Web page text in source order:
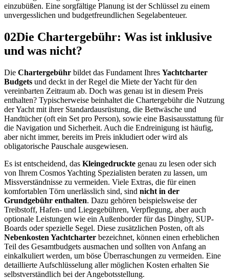
einzubüßen. Eine sorgfältige Planung ist der Schlüssel zu einem
unvergesslichen und budgetfreundlichen Segelabenteuer.
02Die Chartergebühr: Was ist inklusive
und was nicht?
Die Chartergebühr bildet das Fundament Ihres Yachtcharter
Budgets und deckt in der Regel die Miete der Yacht für den
vereinbarten Zeitraum ab. Doch was genau ist in diesem Preis
enthalten? Typischerweise beinhaltet die Chartergebühr die Nutzung
der Yacht mit ihrer Standardausrüstung, die Bettwäsche und
Handtücher (oft ein Set pro Person), sowie eine Basisausstattung für
die Navigation und Sicherheit. Auch die Endreinigung ist häufig,
aber nicht immer, bereits im Preis inkludiert oder wird als
obligatorische Pauschale ausgewiesen.
Es ist entscheidend, das Kleingedruckte genau zu lesen oder sich
von Ihrem Cosmos Yachting Spezialisten beraten zu lassen, um
Missverständnisse zu vermeiden. Viele Extras, die für einen
komfortablen Törn unerlässlich sind, sind nicht in der
Grundgebühr enthalten. Dazu gehören beispielsweise der
Treibstoff, Hafen- und Liegegebühren, Verpflegung, aber auch
optionale Leistungen wie ein Außenborder für das Dinghy, SUP-
Boards oder spezielle Segel. Diese zusätzlichen Posten, oft als
Nebenkosten Yachtcharter bezeichnet, können einen erheblichen
Teil des Gesamtbudgets ausmachen und sollten von Anfang an
einkalkuliert werden, um böse Überraschungen zu vermeiden. Eine
detaillierte Aufschlüsselung aller möglichen Kosten erhalten Sie
selbstverständlich bei der Angebotsstellung.